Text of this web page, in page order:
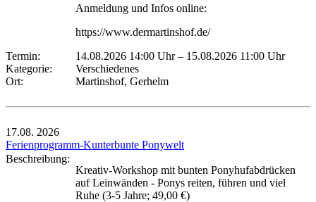
Anmeldung und Infos online:
https://www.dermartinshof.de/
Termin:
14.08.2026 14:00 Uhr– 15.08.2026 11:00 Uhr
Kategorie:
Verschiedenes
Ort:
Martinshof, Gerhelm
17.08. 2026
Ferienprogramm-Kunterbunte Ponywelt
Beschreibung:
Kreativ-Workshop mit bunten Ponyhufabdrücken
auf Leinwänden - Ponys reiten, führen und viel
Ruhe (3-5 Jahre; 49,00 €)